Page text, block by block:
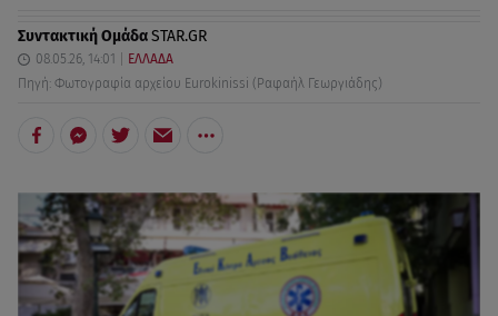
Συντακτική ΟμάδαSTAR.GR
08.05.26, 14:01
ΕΛΛΑΔΑ
Πηγή: Φωτογραφία αρχείου Eurokinissi (Ραφαήλ Γεωργιάδης)